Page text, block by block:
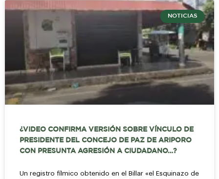
NOTICIAS
¿VIDEO CONFIRMA VERSIÓN SOBRE VÍNCULO DE
PRESIDENTE DEL CONCEJO DE PAZ DE ARIPORO
CON PRESUNTA AGRESIÓN A CIUDADANO…?
Un registro fílmico obtenido en el Billar «el Esquinazo de